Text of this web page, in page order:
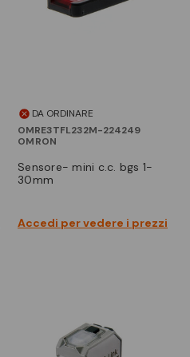
DA ORDINARE
OMRE3TFL232M-224249
OMRON
sensore- mini c.c. bgs 1-
30mm
Accedi per vedere i prezzi